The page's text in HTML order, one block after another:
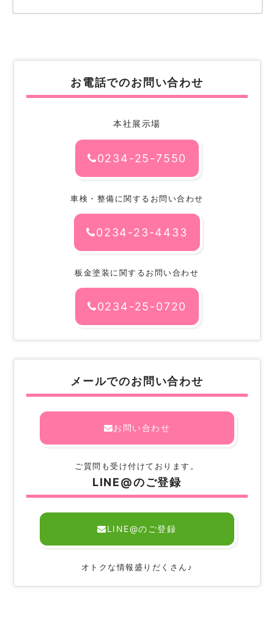
お電話でのお問い合わせ
本社展示場
0234-25-7550
車検・整備に関するお問い合わせ
0234-23-4433
板金塗装に関するお問い合わせ
0234-25-0720
メールでのお問い合わせ
お問い合わせ
ご質問も受け付けております。
LINE@のご登録
LINE@のご登録
オトクな情報盛りだくさん♪